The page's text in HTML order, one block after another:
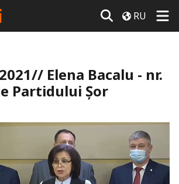
RU
Elena Bacalu - nr.
Partidului Șor